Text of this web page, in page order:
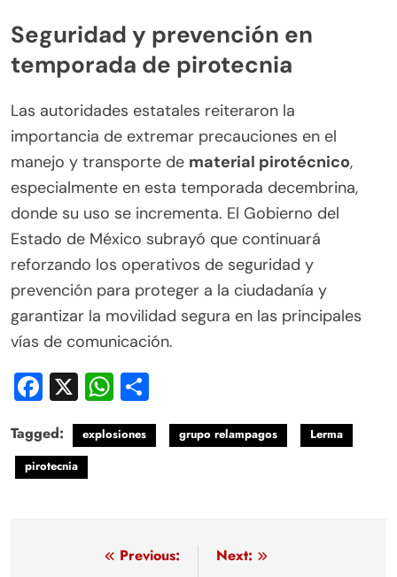
Seguridad y prevención en
temporada de pirotecnia
Las autoridades estatales reiteraron la
importancia de extremar precauciones en el
manejo y transporte de material pirotécnico,
especialmente en esta temporada decembrina,
donde su uso se incrementa. El Gobierno del
Estado de México subrayó que continuará
reforzando los operativos de seguridad y
prevención para proteger a la ciudadanía y
garantizar la movilidad segura en las principales
vías de comunicación.
Facebook
X WhatsApp
Tagged: explosiones grupo relampagos
Lerma
pirotecnia
NavegaciónPrevious:
Next: